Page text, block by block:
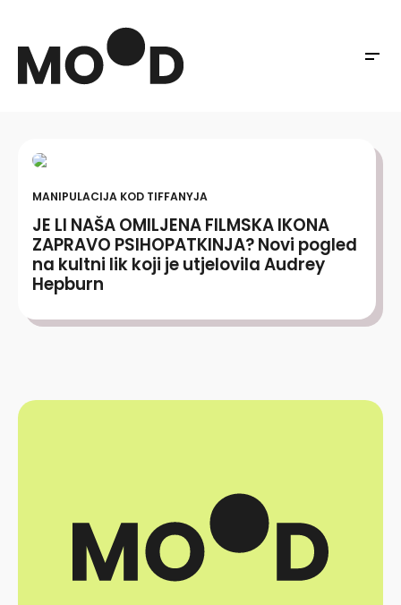
MANIPULACIJA KOD TIFFANYJA
JE LI NAŠA OMILJENA FILMSKA IKONA
ZAPRAVO PSIHOPATKINJA? Novi pogled
na kultni lik koji je utjelovila Audrey
Hepburn